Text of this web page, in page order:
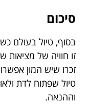
סיכום
בסוף, טיול בעולם
זו חוויה של
זכרו שיש המון
טיול שפתוח לדת
וההנאה.